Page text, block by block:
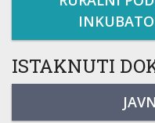
ISTAKNUTI